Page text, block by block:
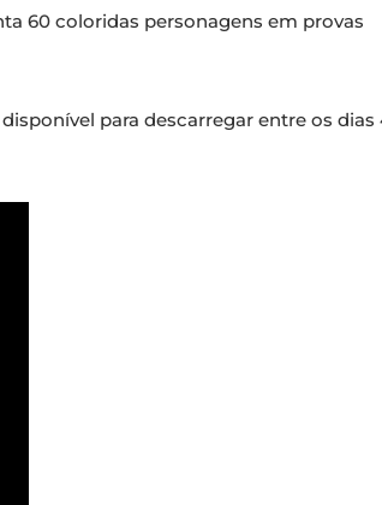
60 coloridas personagens em provas
para descarregar entre os dias